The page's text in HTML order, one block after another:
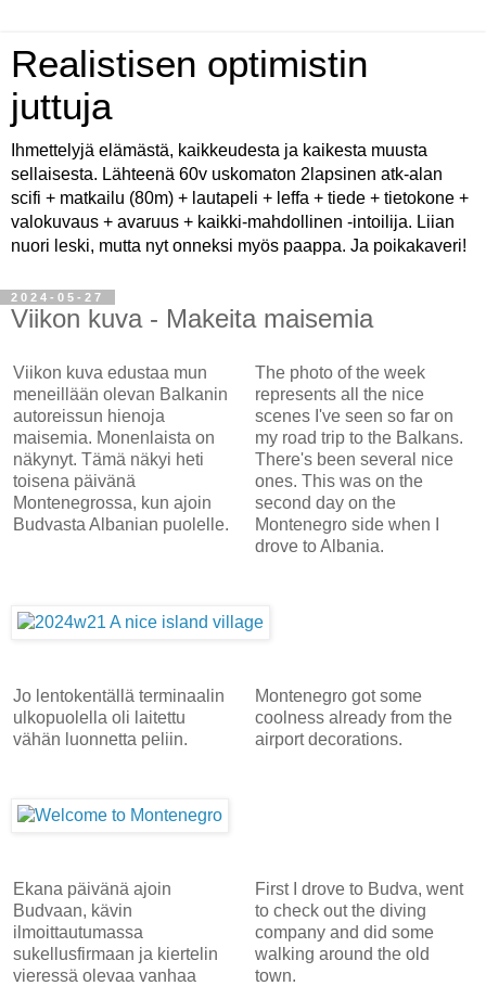
Realistisen optimistin
juttuja
Ihmettelyjä elämästä, kaikkeudesta ja kaikesta muusta
sellaisesta. Lähteenä 60v uskomaton 2lapsinen atk-alan
scifi + matkailu (80m) + lautapeli + leffa + tiede + tietokone +
valokuvaus + avaruus + kaikki-mahdollinen -intoilija. Liian
nuori leski, mutta nyt onneksi myös paappa. Ja poikakaveri!
2024-05-27
Viikon kuva - Makeita maisemia
Viikon kuva edustaa mun
meneillään olevan Balkanin
autoreissun hienoja
maisemia. Monenlaista on
näkynyt. Tämä näkyi heti
toisena päivänä
Montenegrossa, kun ajoin
Budvasta Albanian puolelle.
The photo of the week
represents all the nice
scenes I've seen so far on
my road trip to the Balkans.
There's been several nice
ones. This was on the
second day on the
Montenegro side when I
drove to Albania.
Jo lentokentällä terminaalin
ulkopuolella oli laitettu
vähän luonnetta peliin.
Montenegro got some
coolness already from the
airport decorations.
Ekana päivänä ajoin
Budvaan, kävin
ilmoittautumassa
sukellusfirmaan ja kiertelin
vieressä olevaa vanhaa
First I drove to Budva, went
to check out the diving
company and did some
walking around the old
town.